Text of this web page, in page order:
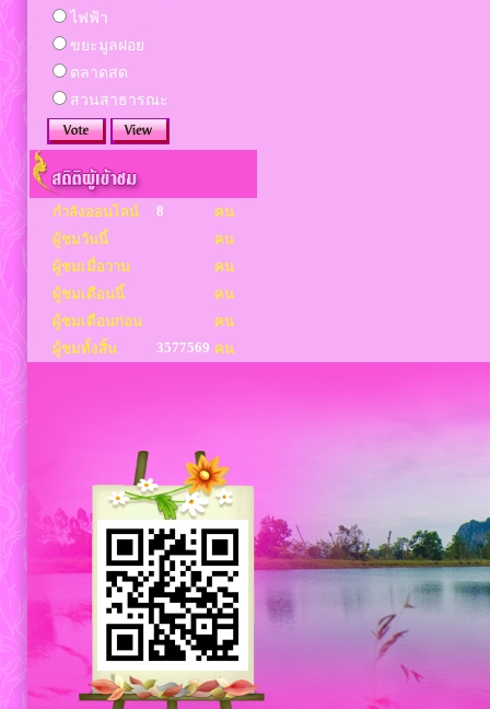
ไฟฟ้า
ขยะมูลฝอย
ตลาดสด
สวนสาธารณะ
กำลังออนไลน์ 8
คน
ผู้ชมวันนี้
คน
ผู้ชมเมื่อวาน
คน
ผู้ชมเดือนนี้
คน
ผู้ชมเดือนก่อน
คน
ผู้ชมทั้งสิ้น
3577569 คน